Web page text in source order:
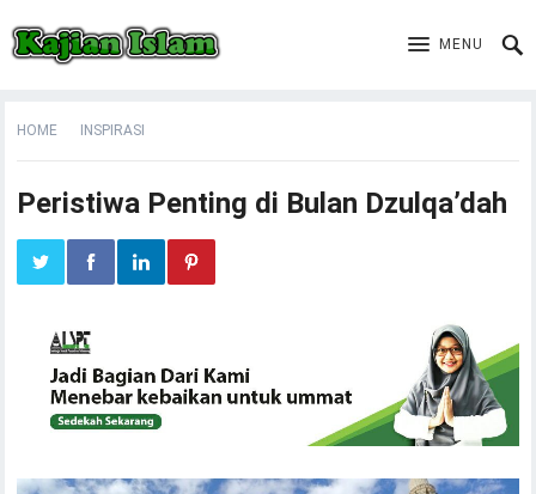
MENU
HOME INSPIRASI
Peristiwa Penting di Bulan Dzulqa’dah